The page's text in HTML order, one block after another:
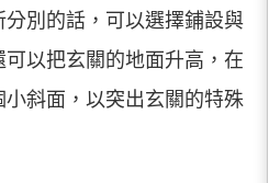
別的話，可以選擇鋪設與
以把玄關的地面升高，在
斜面，以突出玄關的特殊